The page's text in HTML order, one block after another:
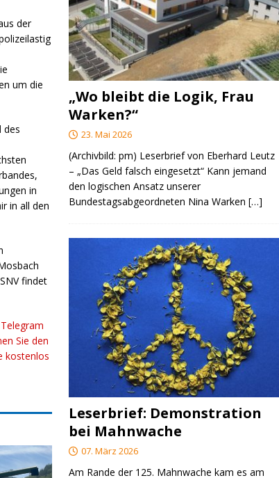
der
um die
des
in
in all den
findet
Sie den
kostenlos
„Wo bleibt die Logik, Frau
Warken?“
23. Mai 2026
(Archivbild: pm) Leserbrief von Eberhard Leutz
– „Das Geld falsch eingesetzt“ Kann jemand
den logischen Ansatz unserer
Bundestagsabgeordneten Nina Warken[…]
Leserbrief: Demonstration
bei Mahnwache
07. März 2026
Am Rande der 125. Mahnwache kam es am